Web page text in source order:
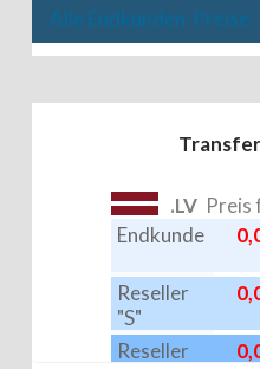
Alle Endkunden-Preise
.LV Preis
Endkunde
Reseller
"S"
Reseller